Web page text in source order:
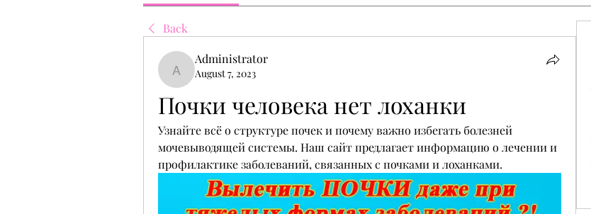
Back
Administrator
Administrator
August 7, 2023
Почки человека нет лоханки
Узнайте всё о структуре почек и почему важно избегать болезней
мочевыводящей системы. Наш сайт предлагает информацию о лечении и
профилактике заболеваний, связанных с почками и лоханками.